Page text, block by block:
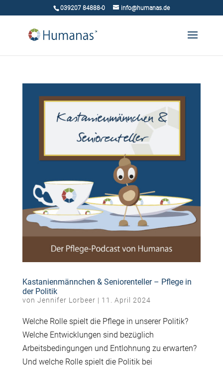
039207 84888-0 info@humanas.de
Kastanienmännchen & Seniorenteller – Pflege in
der Politik
von Jennifer Lorbeer | 11. April 2024
Welche Rolle spielt die Pflege in unserer Politik?
Welche Entwicklungen sind bezüglich
Arbeitsbedingungen und Entlohnung zu erwarten?
Und welche Rolle spielt die Politik bei